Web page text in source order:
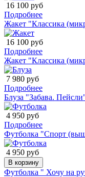
16 100 руб
Подробнее
Жакет "Классика
16 100 руб
Подробнее
Жакет "Классика
7 980 руб
Подробнее
Блуза "Забава.
4 950 руб
Подробнее
Футболка "Спорт
4 950 руб
В корзину
Футболка " Хочу на